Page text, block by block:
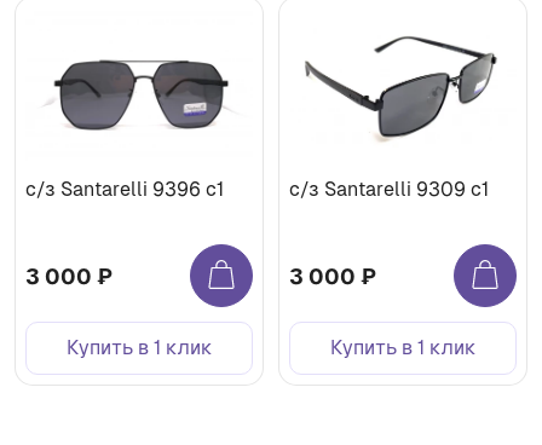
с/з Santarelli 9396 с1
3 000 ₽
Купить в 1 клик
с/з Santarelli 9309 с1
3 000 ₽
Купить в 1 клик